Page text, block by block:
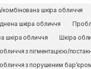
шкіра обличчя
шкіра обличчя
шкіра обличчя
Шкіра
з пігментацією/
з порушеним